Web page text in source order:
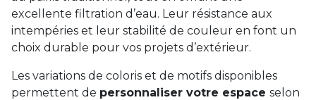
excellente filtration d’eau. Leur résistance aux
intempéries et leur stabilité de couleur en font un
choix durable pour vos projets d’extérieur.
Les variations de coloris et de motifs disponibles
permettent de personnaliser votre espace selon